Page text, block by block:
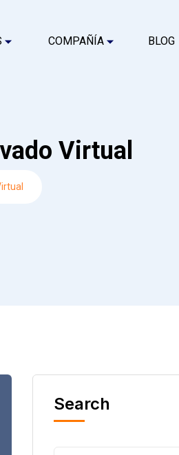
COMPAÑÍA BLOG
Virtual
Search